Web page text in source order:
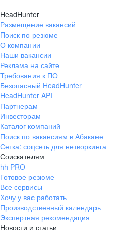
HeadHunter
Размещение вакансий
Поиск по резюме
О компании
Наши вакансии
Реклама на сайте
Требования к ПО
Безопасный HeadHunter
HeadHunter API
Партнерам
Инвесторам
Каталог компаний
Поиск по вакансиям в Абакане
Сетка: соцсеть для нетворкинга
Соискателям
hh PRO
Готовое резюме
Все сервисы
Хочу у вас работать
Производственный календарь
Экспертная рекомендация
Новости и статьи